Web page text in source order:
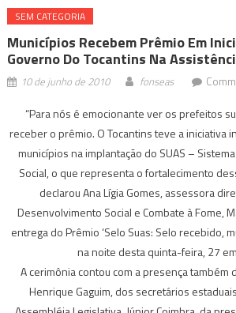
SEM CATEGORIA
Municípios Recebem Prêmio Em
Governo Do Tocantins Na
10 de junho de 2010 fonseas
“Para nós é emocionante ver os prefeitos
receber o prêmio. O Tocantins teve a iniciativa
municípios na implantação do SUAS –
Social, o que representa o fortalecimento
declarou Ana Lígia Gomes, assessora
Desenvolvimento Social e Combate à Fome,
entrega do Prêmio ‘Selo Suas: Selo recebido,
na noite desta quinta-feira, 27
A cerimônia contou com a presença também
Henrique Gaguim, dos secretários